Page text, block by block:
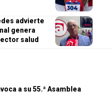
advierte
genera
salud
a su 55.ª Asamblea